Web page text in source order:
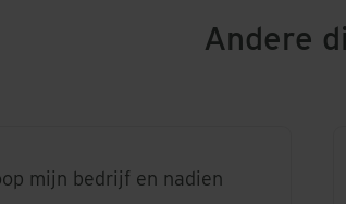
Andere
mijn bedrijf en nadien